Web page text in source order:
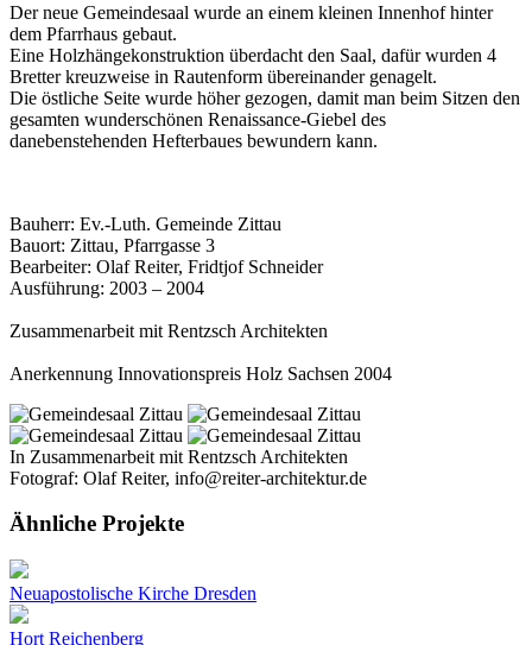
Der neue Gemeindesaal wurde an einem kleinen Innenhof hinter
dem Pfarrhaus gebaut.
Eine Holzhängekonstruktion überdacht den Saal, dafür wurden 4
Bretter kreuzweise in Rautenform übereinander genagelt.
Die östliche Seite wurde höher gezogen, damit man beim Sitzen den
gesamten wunderschönen Renaissance-Giebel des
danebenstehenden Hefterbaues bewundern kann.
Bauherr: Ev.-Luth. Gemeinde Zittau
Bauort: Zittau, Pfarrgasse 3
Bearbeiter: Olaf Reiter, Fridtjof Schneider
Ausführung: 2003 – 2004
Zusammenarbeit mit Rentzsch Architekten
Anerkennung Innovationspreis Holz Sachsen 2004
In Zusammenarbeit mit Rentzsch Architekten
Fotograf: Olaf Reiter, info@reiter-architektur.de
Ähnliche Projekte
Neuapostolische Kirche Dresden
Hort Reichenberg